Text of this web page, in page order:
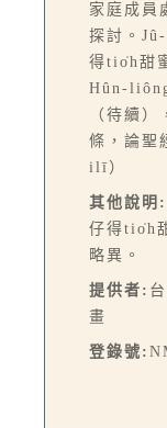
家庭成員
探討。
得tio̍h甜
Hûn-
（待續
條，論聖
ilī）
其他說明:
仔得tio̍h
略異。
提供者:
畫
登錄號: